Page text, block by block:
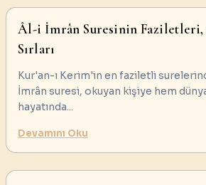
Âl-i İmrân Suresinin Faziletleri,
Sırları
Kur'an-ı Kerim'in en faziletli
İmrân suresi, okuyan kişiye hem
hayatında...
Devamını Oku